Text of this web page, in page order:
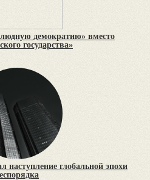
демократию» вместо
государства»
наступление глобальной эпохи